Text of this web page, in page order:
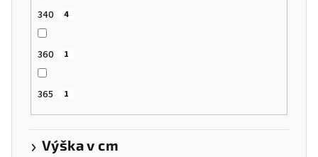
340 4
360 1
365 1
Výška v cm